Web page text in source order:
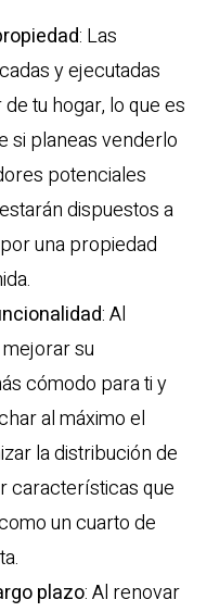
: Las
y ejecutadas
tu hogar, lo que es
si planeas venderlo
potenciales
dispuestos a
una propiedad
: Al
su
cómodo para ti y
al máximo el
la distribución de
características que
un cuarto de
plazo: Al renovar